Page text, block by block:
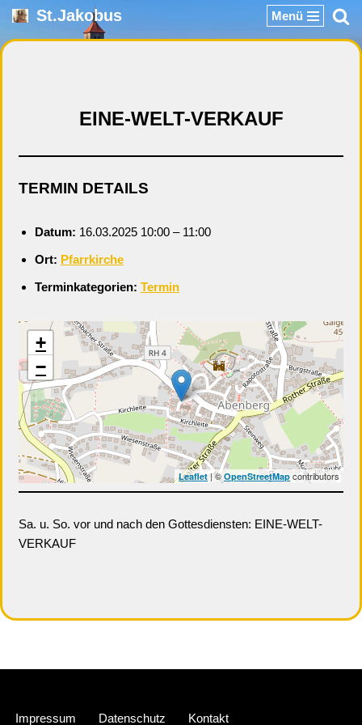
Zum
St.Jakobus Menü
EINE-WELT-VERKAUF
TERMIN DETAILS
Datum: 16.03.2025 10:00 – 11:00
Ort: Pfarrkirche
Terminkategorien: Termin
+
−
Leaflet| © OpenStreetMapcontributors
Sa. u. So. vor und nach den Gottesdiensten: EINE-WELT-
VERKAUF
Impressum Datenschutz Kontakt